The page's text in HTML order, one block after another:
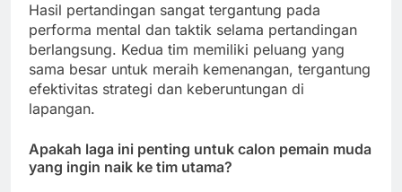
Hasil pertandingan sangat tergantung pada
performa mental dan taktik selama pertandingan
berlangsung. Kedua tim memiliki peluang yang
sama besar untuk meraih kemenangan, tergantung
efektivitas strategi dan keberuntungan di
lapangan.
Apakah laga ini penting untuk calon pemain muda
yang ingin naik ke tim utama?